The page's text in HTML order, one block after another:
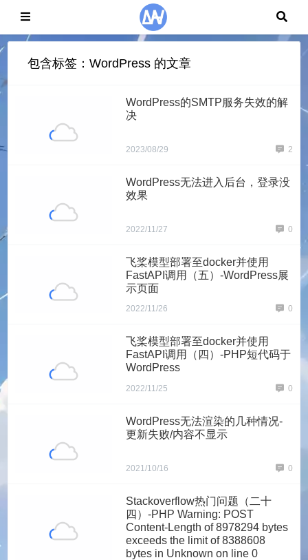
包含标签：WordPress 的文章
WordPress的SMTP服务失效的解
决
2023/08/29 2
WordPress无法进入后台，登录没
效果
2022/11/27 0
飞桨模型部署至docker并使用
FastAPI调用（五）-WordPress展
示页面
2022/11/26 0
飞桨模型部署至docker并使用
FastAPI调用（四）-PHP短代码于
WordPress
2022/11/25 0
WordPress无法渲染的几种情况-
更新失败/内容不显示
2021/10/16 0
Stackoverflow热门问题（二十
四）-PHP Warning: POST
Content-Length of 8978294 bytes
exceeds the limit of 8388608
bytes in Unknown on line 0